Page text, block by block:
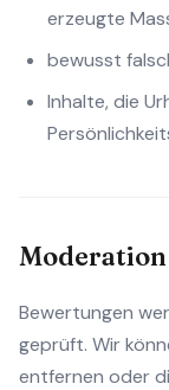
erzeugte
bewusst
Inhalte, die
Moderation
Bewertungen
geprüft. Wir
entfernen oder